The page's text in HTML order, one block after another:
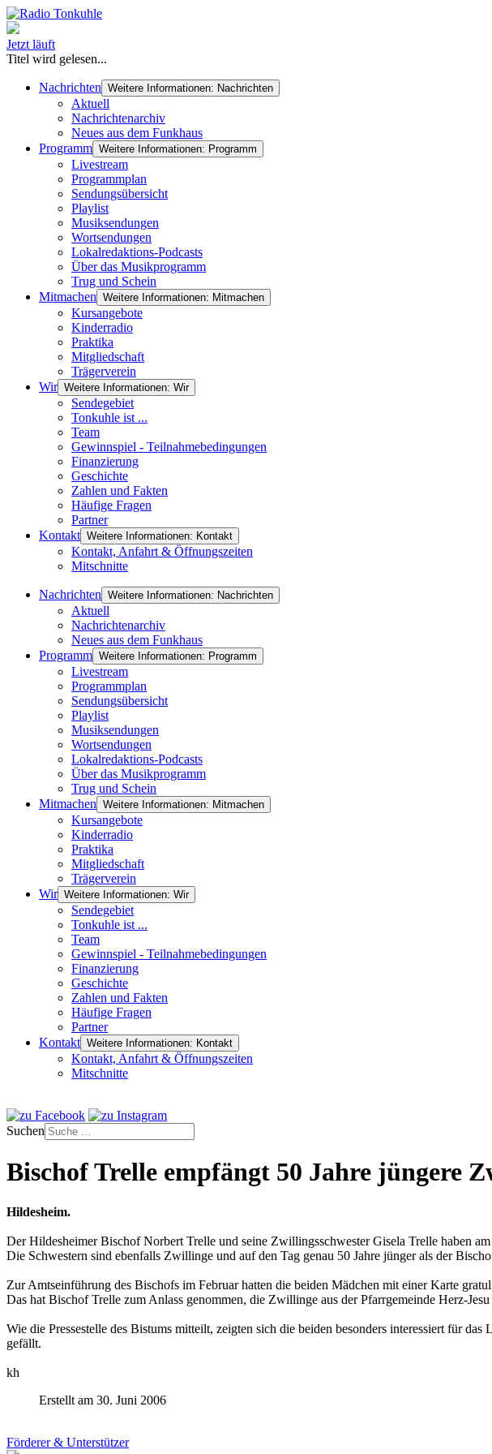
Jetzt läuft
Titel wird gelesen...
Nachrichten Weitere Informationen: Nachrichten
Aktuell
Nachrichtenarchiv
Neues aus dem Funkhaus
Programm Weitere Informationen: Programm
Livestream
Programmplan
Sendungsübersicht
Playlist
Musiksendungen
Wortsendungen
Lokalredaktions-Podcasts
Über das Musikprogramm
Trug und Schein
Mitmachen Weitere Informationen: Mitmachen
Kursangebote
Kinderradio
Praktika
Mitgliedschaft
Trägerverein
Wir Weitere Informationen: Wir
Sendegebiet
Tonkuhle ist ...
Team
Gewinnspiel - Teilnahmebedingungen
Finanzierung
Geschichte
Zahlen und Fakten
Häufige Fragen
Partner
Kontakt Weitere Informationen: Kontakt
Kontakt, Anfahrt & Öffnungszeiten
Mitschnitte
Nachrichten Weitere Informationen: Nachrichten
Aktuell
Nachrichtenarchiv
Neues aus dem Funkhaus
Programm Weitere Informationen: Programm
Livestream
Programmplan
Sendungsübersicht
Playlist
Musiksendungen
Wortsendungen
Lokalredaktions-Podcasts
Über das Musikprogramm
Trug und Schein
Mitmachen Weitere Informationen: Mitmachen
Kursangebote
Kinderradio
Praktika
Mitgliedschaft
Trägerverein
Wir Weitere Informationen: Wir
Sendegebiet
Tonkuhle ist ...
Team
Gewinnspiel - Teilnahmebedingungen
Finanzierung
Geschichte
Zahlen und Fakten
Häufige Fragen
Partner
Kontakt Weitere Informationen: Kontakt
Kontakt, Anfahrt & Öffnungszeiten
Mitschnitte
Suchen
Bischof Trelle empfängt 50 Jahre jüngere
Hildesheim.
Der Hildesheimer Bischof Norbert Trelle und seine Zwillingsschwester Gisela Trelle haben
Die Schwestern sind ebenfalls Zwillinge und auf den Tag genau 50 Jahre jünger als der
Zur Amtseinführung des Bischofs im Februar hatten die beiden Mädchen mit einer Karte
Das hat Bischof Trelle zum Anlass genommen, die Zwillinge aus der Pfarrgemeinde Herz-
Wie die Pressestelle des Bistums mitteilt, zeigten sich die beiden besonders interessiert für
gefällt.
kh
Erstellt am 30. Juni 2006
Förderer & Unterstützer